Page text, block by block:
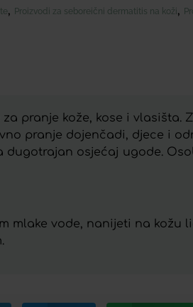
, Proizvodi za seboreični dermatitis na koži,
pranje kože, kose i
pranje dojenčadi, djece i
dugotrajan osjećaj ugode.
mlake vode, nanijeti na kožu